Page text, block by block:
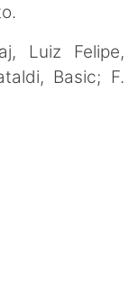
Luiz Felipe,
Basic; F.